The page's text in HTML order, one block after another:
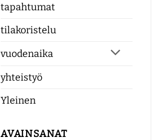
tapahtumat
tilakoristelu
vuodenaika
yhteistyö
Yleinen
AVAINSANAT